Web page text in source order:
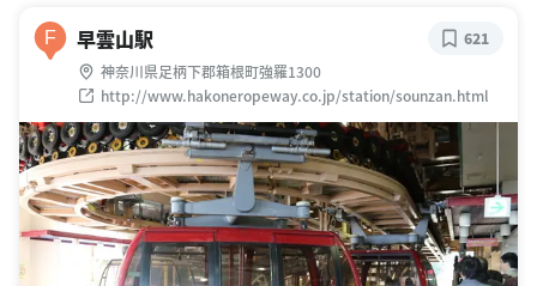
F 早雲山駅
神奈川県足柄下郡箱根町強羅1300
http://www.hakoneropeway.co.jp/station/sounzan.html
621